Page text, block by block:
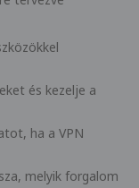
és kezelje a
ha a VPN
melyik forgalom